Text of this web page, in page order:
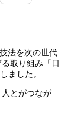
法を次の世代
取り組み「日
ました。
とがつなが